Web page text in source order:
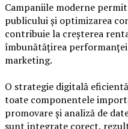
Campaniile moderne
publicului și optimizarea
contribuie la creșterea
îmbunătățirea
marketing.
O strategie digitală
toate componentele
promovare și analiză de
sunt integrate corect,